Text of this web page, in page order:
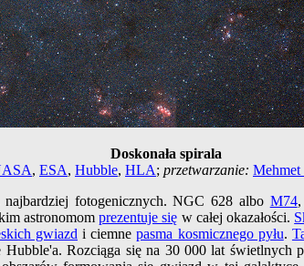
Doskonała spirala
, ESA, Hubble, HLA; przetwarzanie: Mehmet
najbardziej fotogenicznych. NGC 628 albo M74
astronomomprezentuje się w całej okazałości.
gwiazd i ciemnepasma kosmicznego pyłu.
Rozciąga się na 30 000 lat